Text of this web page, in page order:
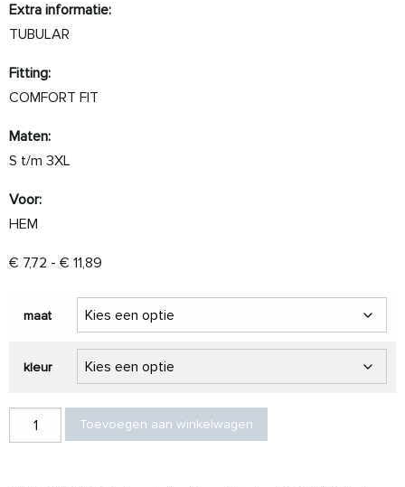
Extra informatie:
TUBULAR
Fitting:
COMFORT FIT
Maten:
S t/m 3XL
Voor:
HEM
€ 7,72 - € 11,89
maat
kleur
Stedman T-shirt Crewneck Classic-T LS aantal
Toevoegen aan winkelwagen